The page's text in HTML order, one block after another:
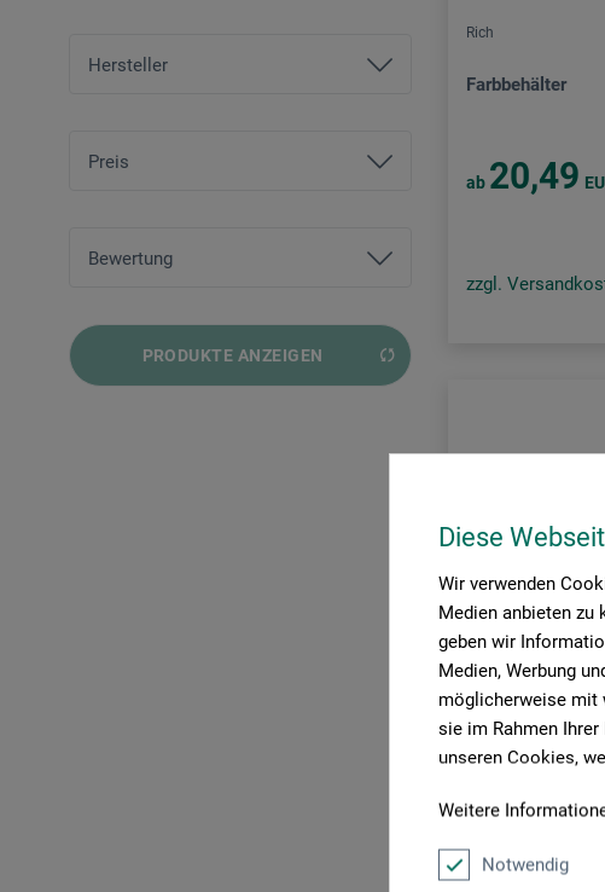
Diese
Wir verwenden
Medien anbieten zu
geben wir
Medien, Werbung
möglicherweise mit
sie im Rahmen
unseren Cookies,
Weitere
Notwendig
Hersteller
Rich
Preis
Bewertung
und mehr
PRODUKTE ANZEIGEN
Rich
Farbbehälter
ab 20,49
zzgl.
Airbrush-